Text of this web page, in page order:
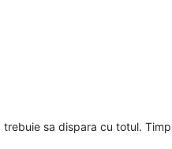
sa dispara cu totul.